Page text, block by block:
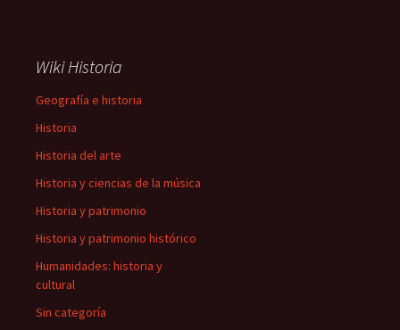
Wiki Historia
Geografía e historia
Historia
Historia del arte
Historia y ciencias de la música
Historia y patrimonio
Historia y patrimonio histórico
Humanidades: historia y
cultural
Sin categoría